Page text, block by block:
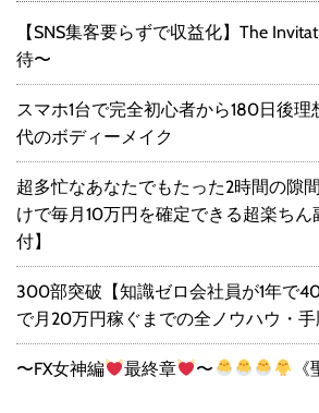
【SNS集客要らずで収益化】The
待〜
スマホ1台で完全初心者から180日後
代のボディーメイク
超多忙なあなたでもたった2時間の隙
けで毎月10万円を確定できる超楽ち
付】
300部突破【知識ゼロ会社員が1年で
で月20万円稼ぐまでの全ノウハウ・
〜FX女神編 最終章 〜